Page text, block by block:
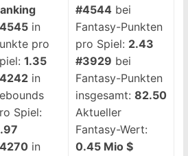
Ranking
#4545
Punkte pro
Spiel:1.35
#4242
Rebounds
pro Spiel:
0.97
#4270
#4544 bei
Fantasy-Punkten
pro Spiel:2.43
#3929 bei
Fantasy-Punkten
insgesamt:
82.50
Aktueller
Fantasy-Wert: